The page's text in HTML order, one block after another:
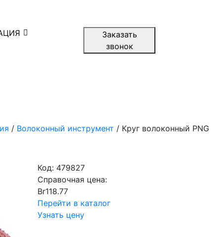
Заказать
звонок
/ Волоконный инструмент / Круг волоконный PNG
Код: 479827
Справочная цена:
Br118.77
Перейти в каталог
Узнать цену